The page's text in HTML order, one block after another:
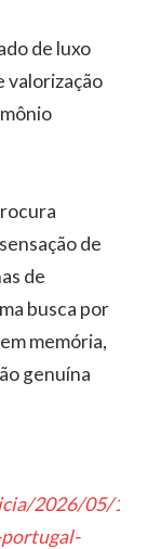
de luxo
valorização
de
de
busca por
memória,
genuína
2026/05/17/